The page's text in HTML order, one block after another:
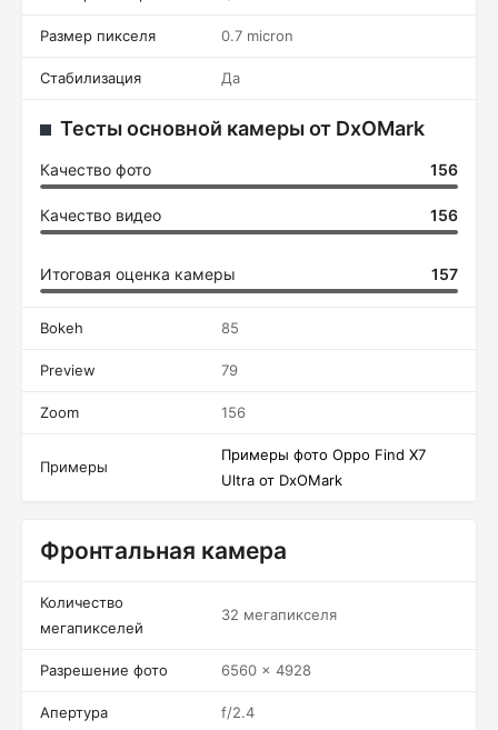
Размер пикселя 0.7 micron
Стабилизация Да
Тесты основной камеры от DxOMark
Качество фото 156
Качество видео 156
Итоговая оценка камеры 157
Bokeh 85
Preview 79
Zoom 156
Примеры
Примеры фото Oppo Find X7
Ultra от DxOMark
Фронтальная камера
Количество
мегапикселей
32 мегапикселя
Разрешение фото 6560 x 4928
Апертура f/2.4